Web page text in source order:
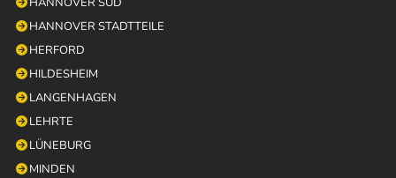
HANNOVER STADTTEILE
HERFORD
HILDESHEIM
LANGENHAGEN
LEHRTE
LÜNEBURG
MINDEN